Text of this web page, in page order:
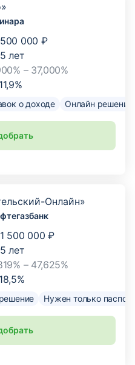
500 000 ₽
5 лет
– 37,000%
11,9%
о доходе Онлайн решение
Онлайн»
1 500 000 ₽
5 лет
– 47,625%
18,5%
Нужен только